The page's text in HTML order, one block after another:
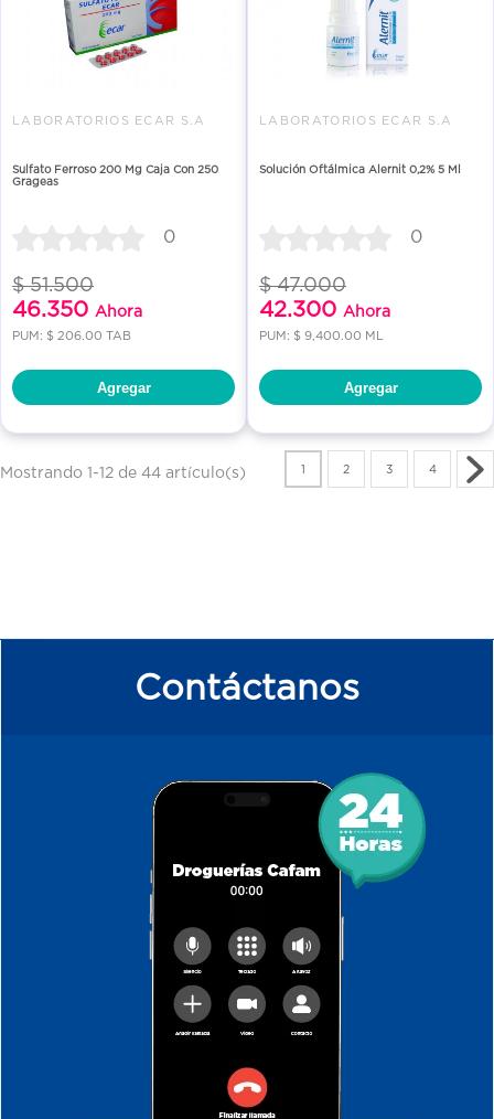
LABORATORIOS ECAR S.A
Sulfato Ferroso 200 Mg Caja Con 250
Grageas
0
$ 51.500
46.350 Ahora
PUM: $ 206.00 TAB
Agregar
LABORATORIOS ECAR S.A
Solución Oftálmica Alernit 0,2% 5 Ml
0
$ 47.000
42.300 Ahora
PUM: $ 9,400.00 ML
Agregar
Mostrando 1-12 de 44 artículo(s) 1 2 3 4
Contáctanos